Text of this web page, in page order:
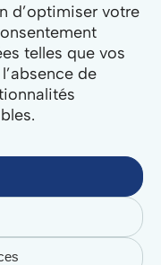
d’optimiser votre
telles que vos
de